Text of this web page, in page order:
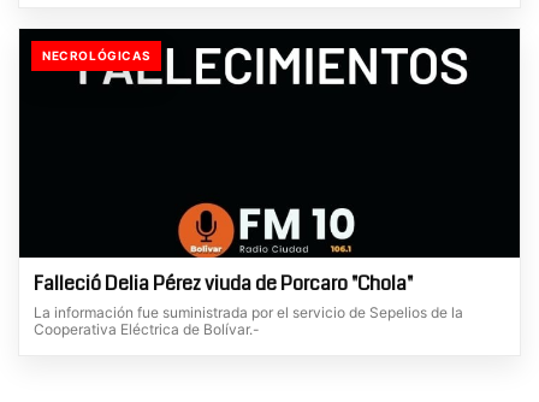
NECROLÓGICAS
Falleció Delia Pérez viuda de Porcaro "Chola"
La información fue suministrada por el servicio de Sepelios de la
Cooperativa Eléctrica de Bolívar.-